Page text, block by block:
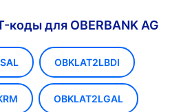
коды для OBERBANK AG
OBKLAT2LBDI
OBKLAT2LGAL